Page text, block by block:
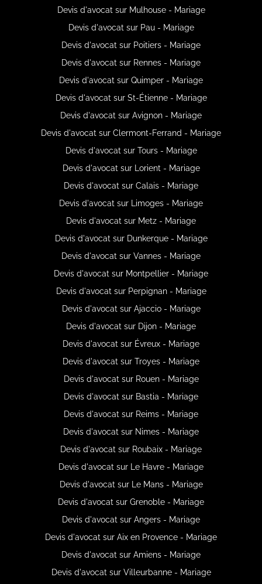
Devis d'avocat sur Mulhouse - Mariage
Devis d'avocat sur Pau - Mariage
Devis d'avocat sur Poitiers - Mariage
Devis d'avocat sur Rennes - Mariage
Devis d'avocat sur Quimper - Mariage
Devis d'avocat sur St-Étienne - Mariage
Devis d'avocat sur Avignon - Mariage
Devis d'avocat sur Clermont-Ferrand - Mariage
Devis d'avocat sur Tours - Mariage
Devis d'avocat sur Lorient - Mariage
Devis d'avocat sur Calais - Mariage
Devis d'avocat sur Limoges - Mariage
Devis d'avocat sur Metz - Mariage
Devis d'avocat sur Dunkerque - Mariage
Devis d'avocat sur Vannes - Mariage
Devis d'avocat sur Montpellier - Mariage
Devis d'avocat sur Perpignan - Mariage
Devis d'avocat sur Ajaccio - Mariage
Devis d'avocat sur Dijon - Mariage
Devis d'avocat sur Évreux - Mariage
Devis d'avocat sur Troyes - Mariage
Devis d'avocat sur Rouen - Mariage
Devis d'avocat sur Bastia - Mariage
Devis d'avocat sur Reims - Mariage
Devis d'avocat sur Nimes - Mariage
Devis d'avocat sur Roubaix - Mariage
Devis d'avocat sur Le Havre - Mariage
Devis d'avocat sur Le Mans - Mariage
Devis d'avocat sur Grenoble - Mariage
Devis d'avocat sur Angers - Mariage
Devis d'avocat sur Aix en Provence - Mariage
Devis d'avocat sur Amiens - Mariage
Devis d'avocat sur Villeurbanne - Mariage